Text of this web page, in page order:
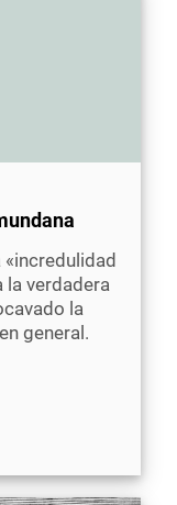
la verdadera
la
general.